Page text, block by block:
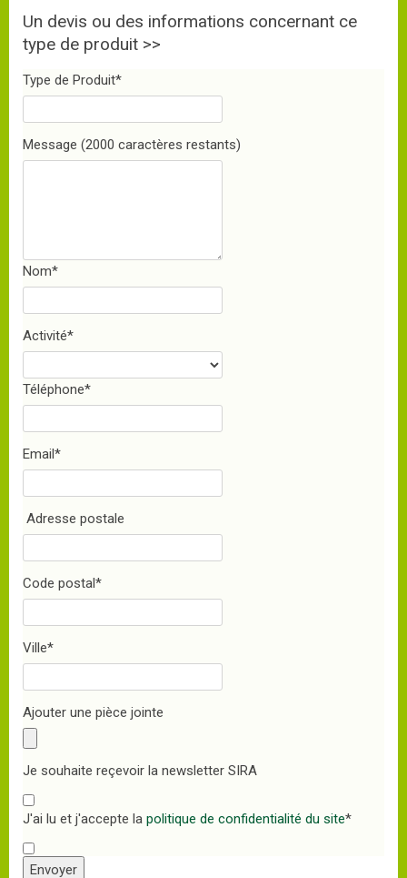
Un devis ou des informations concernant ce
type de produit >>
Type de Produit*
Message (2000 caractères restants)
Nom*
Activité*
Téléphone*
Email*
Adresse postale
Code postal*
Ville*
Ajouter une pièce jointe
Je souhaite reçevoir la newsletter SIRA
J'ai lu et j'accepte la politique de confidentialité du site*
Envoyer